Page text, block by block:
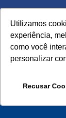
Utilizamos
experiência,
como você
personalizar
Recusar